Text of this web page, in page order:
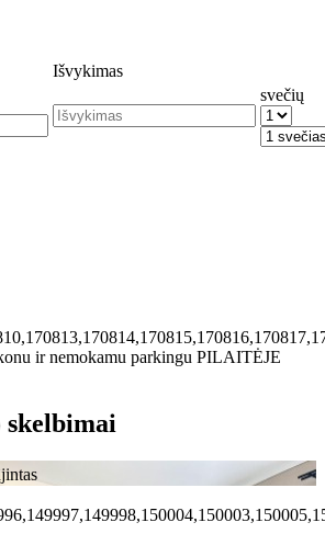
Išvykimas
svečių
ir nemokamu parkingu PILAITĖJE